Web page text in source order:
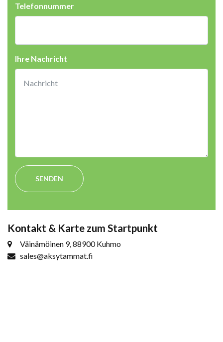
Telefonnummer
Ihre Nachricht
SENDEN
Kontakt & Karte zum Startpunkt
Väinämöinen 9, 88900 Kuhmo
sales@aksytammat.fi